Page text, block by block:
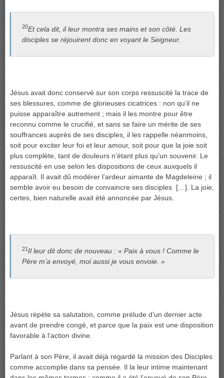
20Et cela dit, il leur montra ses mains et son côté. Les
disciples se réjouirent donc en voyant le Seigneur.
Jésus avait donc conservé sur son corps ressuscité la trace de
ses blessures, comme de glorieuses cicatrices : non qu’il ne
puisse apparaître autrement ; mais il les montre pour être
reconnu comme le crucifié, et sans se faire un mérite de ses
souffrances auprès de ses disciples, il les rappelle néanmoins,
soit pour exciter leur foi et leur amour, soit pour que la joie soit
plus complète, tant de douleurs n’étant plus qu’un souvenir. Le
ressuscité en use selon les dispositions de ceux auxquels il
apparaît. Il avait dû modérer l’ardeur aimante de Magdeleine ; il
semble avoir eu besoin de convaincre ses disciples […]. La joie,
certes, bien naturelle avait été annoncée par Jésus.
21Il leur dit donc de nouveau : « Paix à vous ! Comme le
Père m’a envoyé, moi aussi je vous envoie. »
Jésus répète sa salutation, comme prélude d’un dernier acte
avant de prendre congé, et parce que la paix est une disposition
favorable à l’action divine.
Parlant à son Père, il avait déjà regardé la mission des Disciples
comme accomplie dans sa pensée. Il la leur intime maintenant